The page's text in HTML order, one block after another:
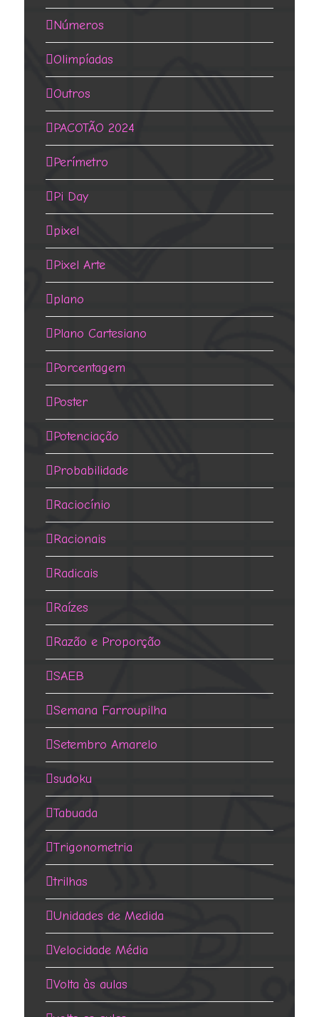
Números
Olimpíadas
Outros
PACOTÃO 2024
Perímetro
Pi Day
pixel
Pixel Arte
plano
Plano Cartesiano
Porcentagem
Poster
Potenciação
Probabilidade
Raciocínio
Racionais
Radicais
Raízes
Razão e Proporção
SAEB
Semana Farroupilha
Setembro Amarelo
sudoku
Tabuada
Trigonometria
trilhas
Unidades de Medida
Velocidade Média
Volta às aulas